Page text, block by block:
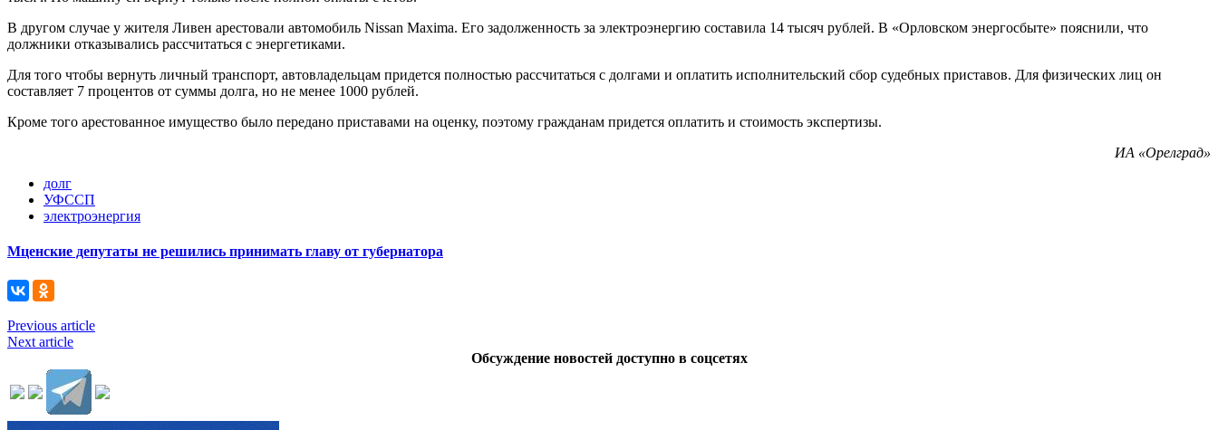
В другом случае у жителя Ливен арестовали автомобиль Nissan Maxima. Его задолженность за электроэнергию составила 14 тысяч рублей. В «Орловском энергосбыте» пояснили, что
должники отказывались рассчитаться с энергетиками.
Для того чтобы вернуть личный транспорт, автовладельцам придется полностью рассчитаться с долгами и оплатить исполнительский сбор судебных приставов. Для физических лиц он
составляет 7 процентов от суммы долга, но не менее 1000 рублей.
Кроме того арестованное имущество было передано приставами на оценку, поэтому гражданам придется оплатить и стоимость экспертизы.
ИА «Орелград»
долг
УФССП
электроэнергия
Мценские депутаты не решились принимать главу от губернатора
Previous article
Next article
Обсуждение новостей доступно в соцсетях